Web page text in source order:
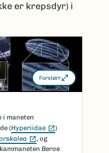
er krepsdyr) i
Forstørr
i maneten
lenke)
(Hyperiidae (Ekstern lenke)
)
(Ekstern lenke)
, og
Beroe